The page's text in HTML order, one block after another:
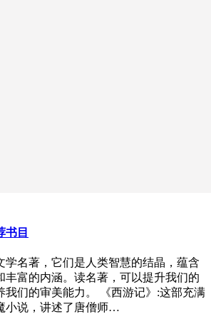
书目
学名著，它们是人类智慧的结晶，蕴含
丰富的内涵。读名著，可以提升我们的
我们的审美能力。 《西游记》:这部充满
小说，讲述了唐僧师…